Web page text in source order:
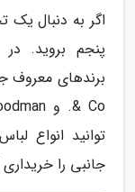
اگر به دنبال یک
پنجم بروید.
توانید انواع
جانبی را خریداری